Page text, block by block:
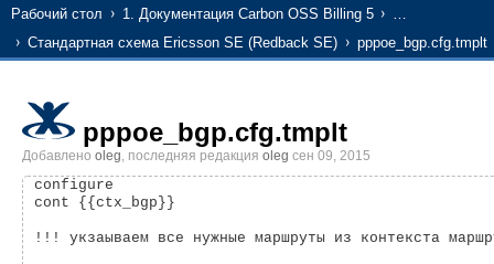
Рабочий стол 1. Документация Carbon OSS Billing 5
…
Стандартная схема Ericsson SE (Redback SE)
pppoe_bgp.cfg.tmplt
pppoe_bgp.cfg.tmplt
Добавлено oleg, последняя редакция oleg сен 09, 2015
configure
cont {{ctx_bgp}}
!!! укзаываем все нужные маршруты из контекста